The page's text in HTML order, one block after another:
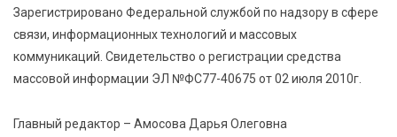
7 Авг 2026 15:30 290
«Россети Центр» отремонтировали почти 270
трансформаторных подстанций и более 146 км ЛЭП
Зарегистрировано Федеральной службой по надзору в сфере
связи, информационных технологий и массовых
коммуникаций. Свидетельство о регистрации средства
массовой информации ЭЛ №ФС77-40675 от 02 июля 2010г.
Главный редактор – Амосова Дарья Олеговна